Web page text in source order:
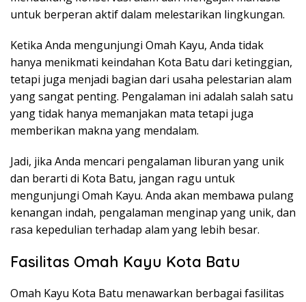
untuk berperan aktif dalam melestarikan lingkungan.
Ketika Anda mengunjungi Omah Kayu, Anda tidak
hanya menikmati keindahan Kota Batu dari ketinggian,
tetapi juga menjadi bagian dari usaha pelestarian alam
yang sangat penting. Pengalaman ini adalah salah satu
yang tidak hanya memanjakan mata tetapi juga
memberikan makna yang mendalam.
Jadi, jika Anda mencari pengalaman liburan yang unik
dan berarti di Kota Batu, jangan ragu untuk
mengunjungi Omah Kayu. Anda akan membawa pulang
kenangan indah, pengalaman menginap yang unik, dan
rasa kepedulian terhadap alam yang lebih besar.
Fasilitas Omah Kayu Kota Batu
Omah Kayu Kota Batu menawarkan berbagai fasilitas